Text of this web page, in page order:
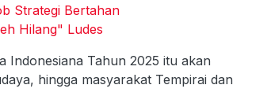
Strategi Bertahan
Hilang" Ludes
Indonesiana Tahun 2025 itu akan
hingga masyarakat Tempirai dan